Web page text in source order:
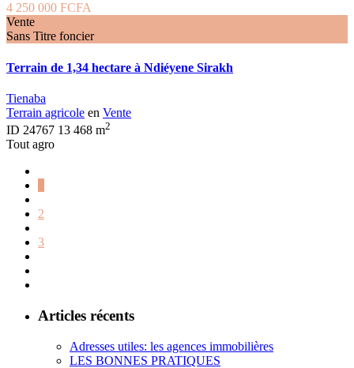
4 250 000 FCFA
Vente
Sans Titre foncier
Terrain de 1,34 hectare à Ndiéyene Sirakh
Tienaba
Terrain agricole en Vente
ID 24767 13 468 m2
Tout agro
2
3
Articles récents
Adresses utiles: les agences immobilières
LES BONNES PRATIQUES